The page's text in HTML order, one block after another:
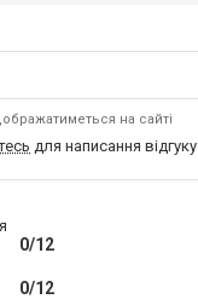
на сайті
для написання відгуку
0/12
0/12